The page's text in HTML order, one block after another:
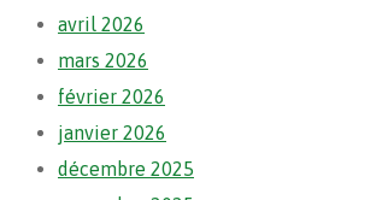
avril 2026
mars 2026
février 2026
janvier 2026
décembre 2025